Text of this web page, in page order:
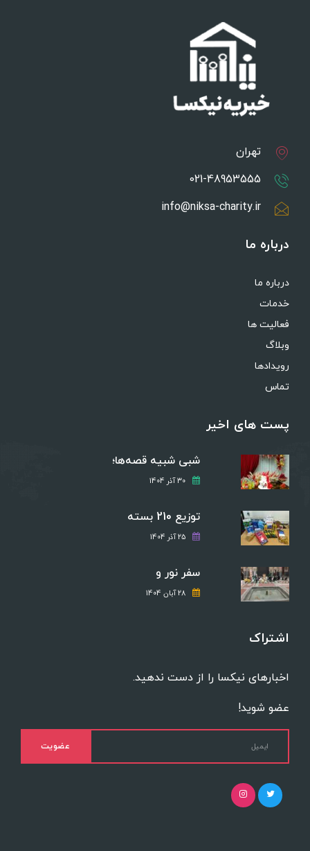
تهران
021-48953555
info@niksa-charity.ir
درباره ما
درباره ما
خدمات
فعالیت ها
وبلاگ
رویدادها
تماس
پست های اخیر
شبی شبیه قصه‌ها؛
30 آذر 1404
توزیع 210 بسته
25 آذر 1404
سفر نور و
28 آبان 1404
اشتراک
اخبارهای نیکسا را از دست ندهید.
عضو شوید!
عضویت